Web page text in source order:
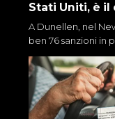
Stati Uniti, è il
A Dunellen, nel
ben 76 sanzioni in